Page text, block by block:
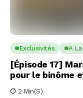
Exclusivités A La
[Épisode 17]
pour le binôme
2 Min(s)